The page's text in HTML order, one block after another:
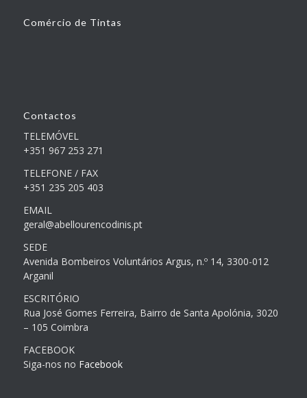
Comércio de Tintas
Contactos
TELEMÓVEL
+351 967 253 271
TELEFONE / FAX
+351 235 205 403
EMAIL
geral@abellourencodinis.pt
SEDE
Avenida Bombeiros Voluntários Argus, n.º 14, 3300-012
Arganil
ESCRITÓRIO
Rua José Gomes Ferreira, Bairro de Santa Apolónia, 3020
– 105 Coimbra
FACEBOOK
Siga-nos no Facebook